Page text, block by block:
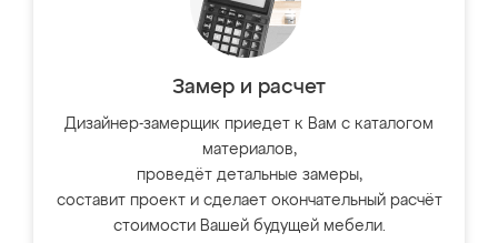
Замер и расчет
Дизайнер-замерщик приедет к Вам с каталогом
материалов,
проведёт детальные замеры,
составит проект и сделает окончательный расчёт
стоимости Вашей будущей мебели.